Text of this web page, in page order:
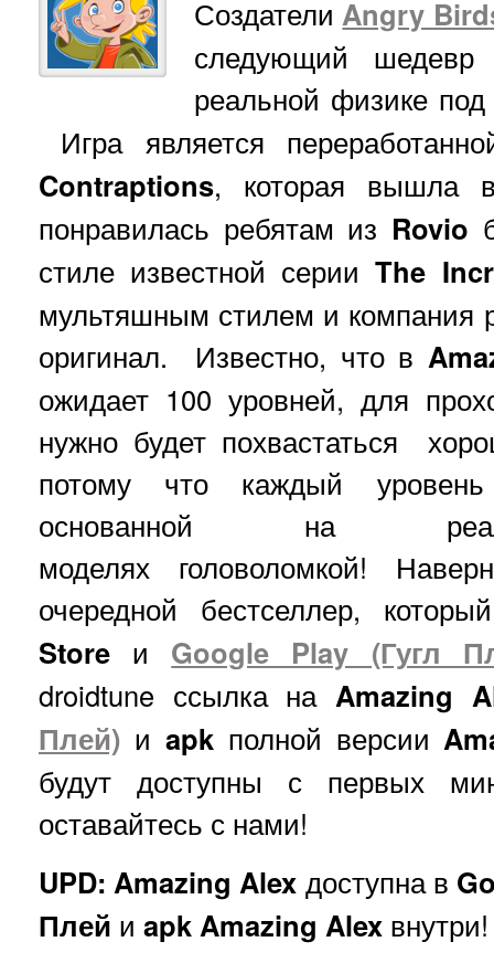
Создатели Angry
следующий
реальной физике
Игра является
Contraptions, которая вышла
понравилась ребятам из Rovio
стиле известной серииThe
мультяшным стилем и компания
оригинал. Известно, что в
ожидает 100 уровней, для
нужно будет похвастаться
потому что каждый
основанной на
моделях головоломкой!
очередной бестселлер,
Store и Google Play (Гугл
droidtune ссылка на Amazing
Плей) и apk полной версии
будут доступны с первых
оставайтесь с нами!
UPD: Amazing Alex доступна в
Плей и apk Amazing Alex внутри!